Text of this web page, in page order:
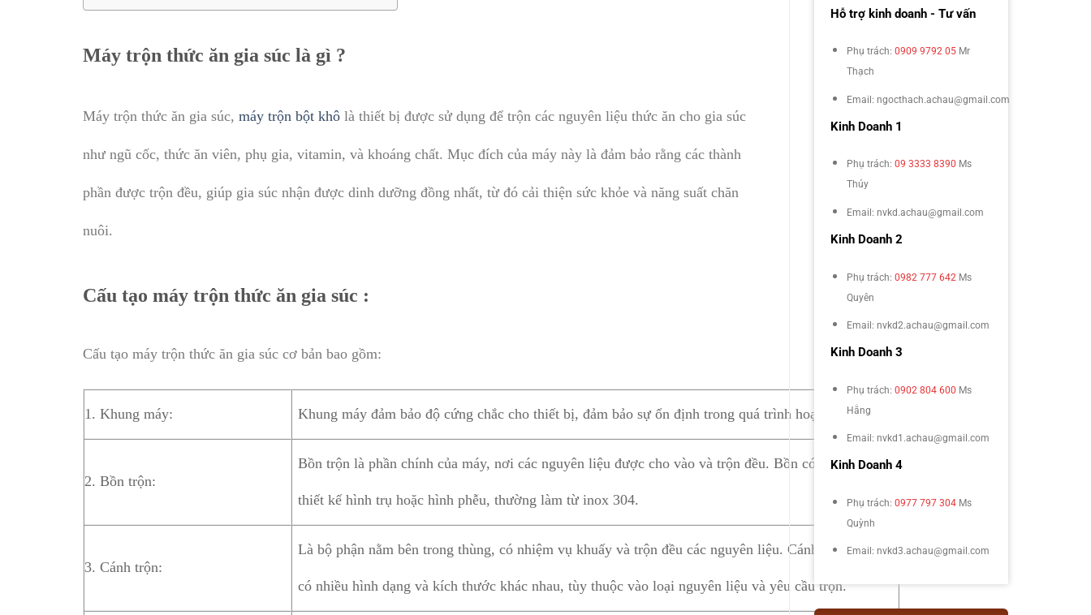
Máy trộn thức ăn gia súc là gì ?
Máy trộn thức ăn gia súc, máy trộn bột khô là thiết bị được sử dụng để trộn các nguyên liệu thức ăn cho gia súc
như ngũ cốc, thức ăn viên, phụ gia, vitamin, và khoáng chất. Mục đích của máy này là đảm bảo rằng các thành
phần được trộn đều, giúp gia súc nhận được dinh dưỡng đồng nhất, từ đó cải thiện sức khỏe và năng suất chăn
nuôi.
Cấu tạo máy trộn thức ăn gia súc :
Cấu tạo máy trộn thức ăn gia súc cơ bản bao gồm:
1. Khung máy: Khung máy đảm bảo độ cứng chắc cho thiết bị, đảm bảo sự ổn định trong quá trình hoạt động.
2. Bồn trộn:
Bồn trộn là phần chính của máy, nơi các nguyên liệu được cho vào và trộn đều. Bồn có thể được
thiết kế hình trụ hoặc hình phễu, thường làm từ inox 304.
3. Cánh trộn:
Là bộ phận nằm bên trong thùng, có nhiệm vụ khuấy và trộn đều các nguyên liệu. Cánh trộn có thể
có nhiều hình dạng và kích thước khác nhau, tùy thuộc vào loại nguyên liệu và yêu cầu trộn.
Hỗ trợ kinh doanh - Tư vấn
Phụ trách: 0909 9792 05 Mr
Thạch
Email: ngocthach.achau@gmail.com
Kinh Doanh 1
Phụ trách: 09 3333 8390 Ms
Thúy
Email: nvkd.achau@gmail.com
Kinh Doanh 2
Phụ trách: 0982 777 642 Ms
Quyên
Email: nvkd2.achau@gmail.com
Kinh Doanh 3
Phụ trách: 0902 804 600 Ms
Hằng
Email: nvkd1.achau@gmail.com
Kinh Doanh 4
Phụ trách: 0977 797 304 Ms
Quỳnh
Email: nvkd3.achau@gmail.com